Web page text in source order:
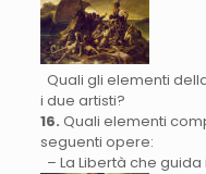
Quali gli elementi
i due artisti?
16. Quali elementi
seguenti opere:
– La Libertà che